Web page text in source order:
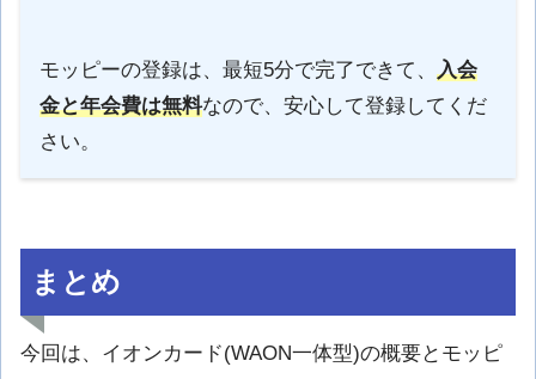
モッピーの登録は、最短5分で完了できて、 入会
金と年会費は無料なので、安心して登録してくだ
さい。
まとめ
今回は、イオンカード(WAON一体型)の概要とモッピ